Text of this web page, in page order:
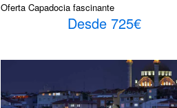
Oferta Capadocia fascinante
Desde 725€